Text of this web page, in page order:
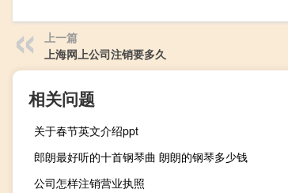
上一篇
上海网上公司注销要多久
相关问题
关于春节英文介绍ppt
郎朗最好听的十首钢琴曲 朗朗的钢琴多少钱
公司怎样注销营业执照